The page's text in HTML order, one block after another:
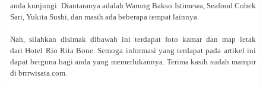
anda kunjungi. Diantaranya adalah Warung Bakso Istimewa, Seafood Cobek
Sari, Yukita Sushi, dan masih ada beberapa tempat lainnya.
Nah, silahkan disimak dibawah ini terdapat foto kamar dan map letak
dari Hotel Rio Rita Bone. Semoga informasi yang terdapat pada artikel ini
dapat berguna bagi anda yang memerlukannya. Terima kasih sudah mampir
di brrrwisata.com.